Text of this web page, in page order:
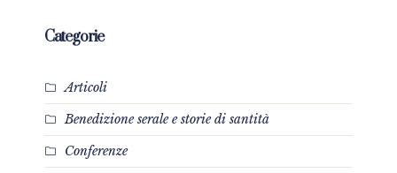
Categorie
Articoli
Benedizione serale e storie di santità
Conferenze